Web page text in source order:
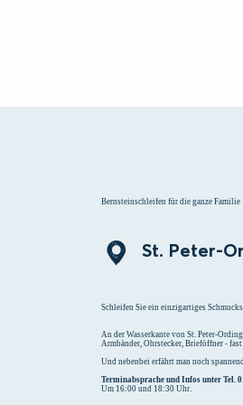
Bernsteinschleifen für die ganze Familie
St. Peter-
Schleifen Sie ein einzigartiges
An der Wasserkante von St. Peter-
Armbänder, Ohrstecker, Brieföffner -
Und nebenbei erfährt man noch
Terminabsprache und Infos unter Tel.
Um 16:00 und 18:30 Uhr.